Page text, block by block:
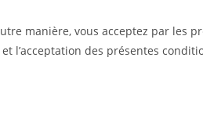
manière, vous acceptez par les
l’acceptation des présentes